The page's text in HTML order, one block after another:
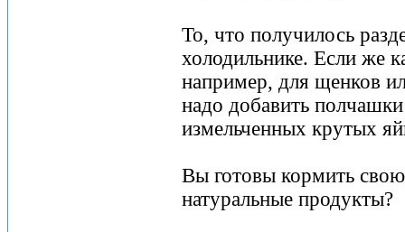
То, что получилось
холодильнике. Если же
например, для щенков
надо добавить
измельченных крутых
Вы готовы кормить
натуральные продукты?